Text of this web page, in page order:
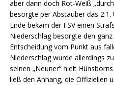
aber dann doch Rot-Weiß
besorgte per Abstauber das
Ende bekam der FSV einen
Niederschlag besorgte den
Entscheidung vom Punkt aus
Niederschlag wurde allerdings
seinen „Neuner“ hielt
ließ den Anhang, die Offiziellen